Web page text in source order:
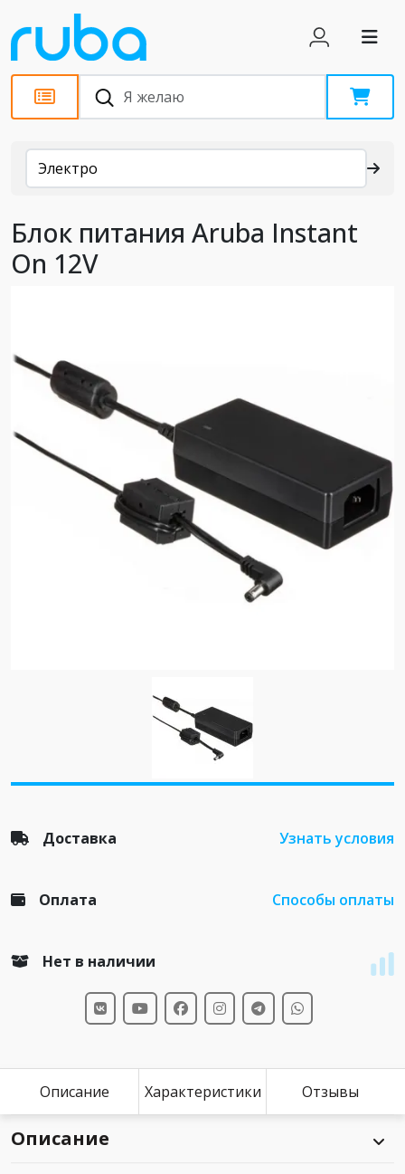
Каталог
Электро
Блок питания Aruba Instant
On 12V
Доставка Узнать условия
Оплата Способы оплаты
Нет в наличии
Описание Характеристики Отзывы
Описание